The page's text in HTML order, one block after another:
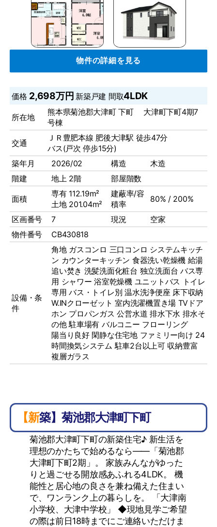
物件の詳細を見る
価格 2,698万円 新築戸建 間取4LDK
所在地
熊本県菊池郡大津町 下町 大津町下町4期7
号棟
交通
ＪＲ豊肥本線 肥後大津駅 徒歩47分
バス(戸次 停歩15分)
築年月
2026/02 構造
木造
階建
地上 2階 部屋階数
面積
専有 112.19m²
土地 201.04m²
建蔽率/容
積率
80% / 200%
区画番号 7 現況
空家
物件番号
CB430818
設備・条
件
角地 ガスコンロ 三口コンロ システムキッチ
ン カウンターキッチン 食器洗い乾燥機 給湯
追い焚き 洗髪洗面化粧台 独立洗面台 バス専
用 シャワー 浴室乾燥機 ユニットバス トイレ
専用 バス・トイレ別 温水洗浄便座 床下収納
W.INクローゼット 室内洗濯機置き場 TVドア
ホン プロパンガス 公営水道 排水下水 排水そ
の他 駐車場有 バルコニー フローリング
陽当り良好 閑静な住宅地 ファミリー向け 24
時間換気システム 駐車2台以上可 収納豊富
複層ガラス
【新築】菊池郡大津町下町
菊池郡大津町下町の新築住宅♪ 新生活を
理想のかたちで始めるなら――「菊池郡
大津町下町2期」。 家族みんながゆった
りと過ごせる開放感あふれる4LDK。 機
能性と居心地の良さを兼ね備えた住まい
で、ワンランク上の暮らしを。 「大津南
小学校、大津中学校」 ◆現地見学ご希望
の際は前日18時までにご連絡いただけま